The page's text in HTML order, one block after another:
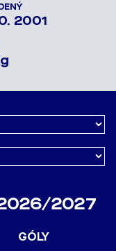
2001
2027
GÓLY